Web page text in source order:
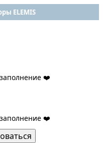
ELEMIS
❤️
❤️